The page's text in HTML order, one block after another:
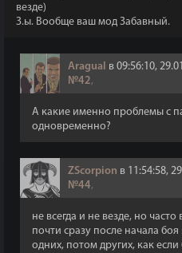
везде)
З.ы. Вообще ваш мод Забавный.
Aragual в 09:56:10,
№42,
А какие именно проблемы с
одновременно?
ZScorpion в 11:54:58,
№44,
не всегда и не везде, но
почти сразу после начала
одних, потом других, как